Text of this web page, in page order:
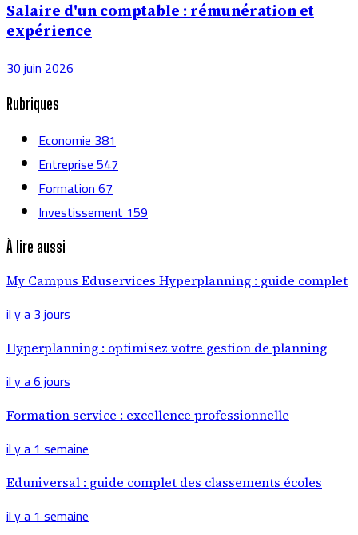
Salaire d'un comptable : rémunération et
expérience
30 juin 2026
Rubriques
Economie381
Entreprise547
Formation67
Investissement159
À lire aussi
My Campus Eduservices Hyperplanning : guide complet
il y a 3 jours
Hyperplanning : optimisez votre gestion de planning
il y a 6 jours
Formation service : excellence professionnelle
il y a 1 semaine
Eduniversal : guide complet des classements écoles
il y a 1 semaine